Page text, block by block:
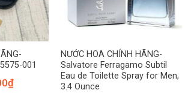
001
₫
NƯỚC HOA CHÍNH HÃNG-
Salvatore Ferragamo Subtil
Eau de Toilette Spray for Men,
3.4 Ounce